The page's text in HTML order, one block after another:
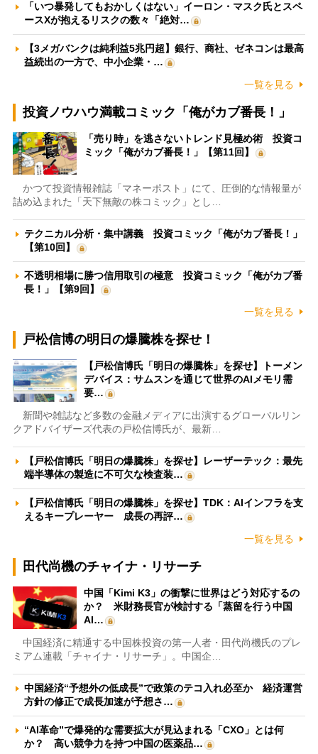
「いつ暴発してもおかしくはない」イーロン・マスク氏とスペ
ースXが抱えるリスクの数々「絶対…
【3メガバンクは純利益5兆円超】銀行、商社、ゼネコンは最高
益続出の一方で、中小企業・…
一覧を見る
投資ノウハウ満載コミック「俺がカブ番長！」
「売り時」を逃さないトレンド見極め術 投資コ
ミック「俺がカブ番長！」【第11回】
かつて投資情報雑誌「マネーポスト」にて、圧倒的な情報量が
詰め込まれた「天下無敵の株コミック」とし…
テクニカル分析・集中講義 投資コミック「俺がカブ番長！」
【第10回】
不透明相場に勝つ信用取引の極意 投資コミック「俺がカブ番
長！」【第9回】
一覧を見る
戸松信博の明日の爆騰株を探せ！
【戸松信博氏「明日の爆騰株」を探せ】トーメン
デバイス：サムスンを通じて世界のAIメモリ需
要…
新聞や雑誌など多数の金融メディアに出演するグローバルリン
クアドバイザーズ代表の戸松信博氏が、最新…
【戸松信博氏「明日の爆騰株」を探せ】レーザーテック：最先
端半導体の製造に不可欠な検査装…
【戸松信博氏「明日の爆騰株」を探せ】TDK：AIインフラを支
えるキープレーヤー 成長の再評…
一覧を見る
田代尚機のチャイナ・リサーチ
中国「Kimi K3」の衝撃に世界はどう対応するの
か？ 米財務長官が検討する「蒸留を行う中国
AI…
中国経済に精通する中国株投資の第一人者・田代尚機氏のプレ
ミアム連載「チャイナ・リサーチ」。中国企…
中国経済“予想外の低成長”で政策のテコ入れ必至か 経済運営
方針の修正で成長加速が予想さ…
“AI革命”で爆発的な需要拡大が見込まれる「CXO」とは何
か？ 高い競争力を持つ中国の医薬品…